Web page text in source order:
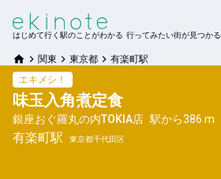
はじめて行く駅のことがわかる 行ってみたい街が見つかる
関東 東京都 有楽町駅
エキメシ！
味玉入角煮定食
銀座おぐ羅丸の内TOKIA店 駅から386 m
有楽町駅 東京都千代田区